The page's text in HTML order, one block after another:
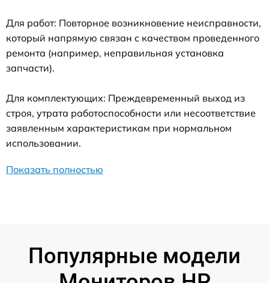
Для работ: Повторное возникновение неисправности,
который напрямую связан с качеством проведенного
ремонта (например, неправильная установка
запчасти).
Для комплектующих: Преждевременный выход из
строя, утрата работоспособности или несоответствие
заявленным характеристикам при нормальном
использовании.
Показать полностью
Популярные модели